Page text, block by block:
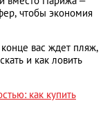
чтобы экономия
вас ждет пляж,
и как ловить
как купить